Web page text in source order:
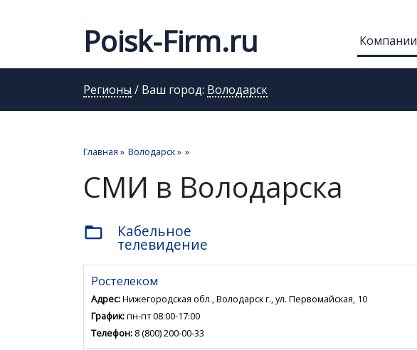
Poisk-Firm.ru Компании
Регионы / Ваш город: Володарск
Главная » Володарск» »
СМИ в Володарска
folder_open Кабельное
телевидение
Ростелеком
Адрес:Нижегородская обл., Володарск г., ул. Первомайская, 10
График:пн-пт 08:00-17:00
Телефон: 8 (800) 200-00-33